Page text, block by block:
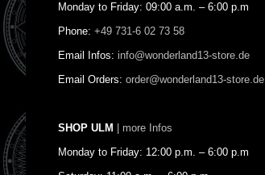
Monday to Friday: 09:00 a.m. – 6:00 p.m
Phone: +49 731-6 02 73 58
Email Infos: info@wonderland13-store.de
Email Orders: order@wonderland13-store.de
SHOP ULM | more Infos
Monday to Friday: 12:00 p.m. – 6:00 p.m